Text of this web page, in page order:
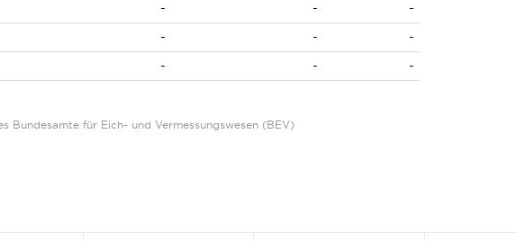
- -
-
- -
-
- - -
Bundesamte für Eich- und Vermessungswesen (BEV)